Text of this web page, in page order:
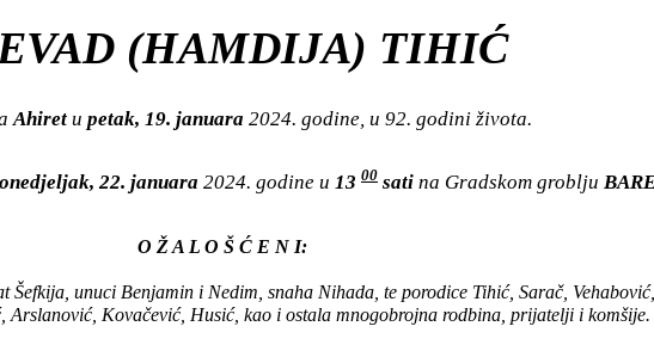
(HAMDIJA) TIHIĆ
Ahiret u petak, 19. januara 2024. godine, u 92. godini života.
22. januara 2024. godine u 13 00 sati na Gradskom groblju
O Ž A L O Š Ć E N I:
unuci Benjamin i Nedim, snaha Nihada, te porodice Tihić, Sarač,
Arslanović, Kovačević, Husić, kao i ostala mnogobrojna rodbina, prijatelji i komšije.